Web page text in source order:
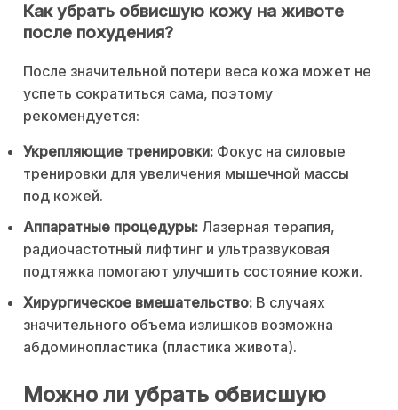
Как убрать обвисшую кожу на животе
после похудения?
После значительной потери веса кожа может не
успеть сократиться сама, поэтому
рекомендуется:
Укрепляющие тренировки: Фокус на силовые
тренировки для увеличения мышечной массы
под кожей.
Аппаратные процедуры: Лазерная терапия,
радиочастотный лифтинг и ультразвуковая
подтяжка помогают улучшить состояние кожи.
Хирургическое вмешательство: В случаях
значительного объема излишков возможна
абдоминопластика (пластика живота).
Можно ли убрать обвисшую